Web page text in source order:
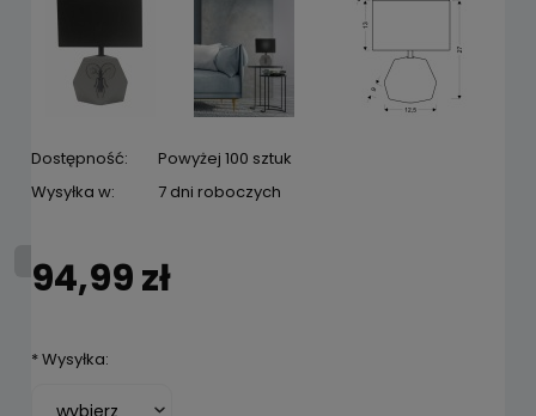
Dostępność:
Powyżej 100 sztuk
Wysyłka w:
7 dni roboczych
94,99 zł
*Wysyłka: